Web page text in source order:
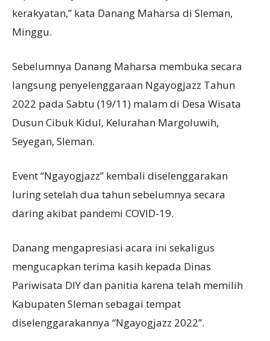
kerakyatan,” kata Danang Maharsa di Sleman,
Minggu.
Sebelumnya Danang Maharsa membuka secara
langsung penyelenggaraan Ngayogjazz Tahun
2022 pada Sabtu (19/11) malam di Desa Wisata
Dusun Cibuk Kidul, Kelurahan Margoluwih,
Seyegan, Sleman.
Event “Ngayogjazz” kembali diselenggarakan
luring setelah dua tahun sebelumnya secara
daring akibat pandemi COVID-19.
Danang mengapresiasi acara ini sekaligus
mengucapkan terima kasih kepada Dinas
Pariwisata DIY dan panitia karena telah memilih
Kabupaten Sleman sebagai tempat
diselenggarakannya “Ngayogjazz 2022”.